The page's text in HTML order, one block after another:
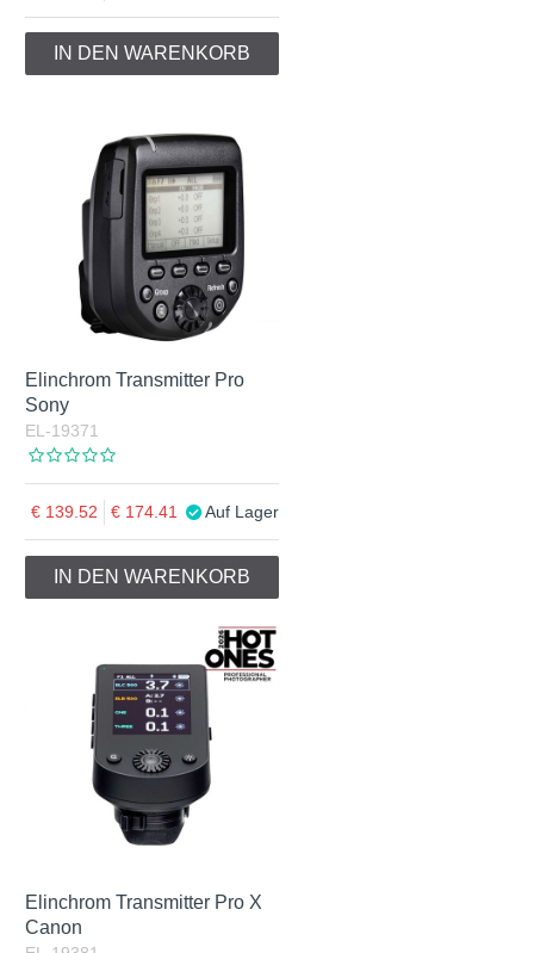
IN DEN WARENKORB
Elinchrom Transmitter Pro
Sony
EL-19371
139.52 174.41 Auf Lager
IN DEN WARENKORB
Elinchrom Transmitter Pro X
Canon